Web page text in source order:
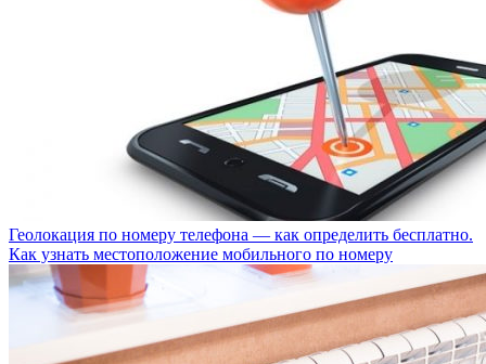
Геолокация по номеру телефона — как определить бесплатно.
Как узнать местоположение мобильного по номеру